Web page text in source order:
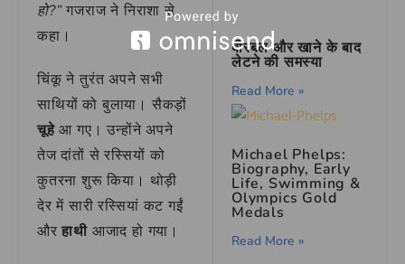
हो?”गजराज ने निराशा से
कहा।
चिंकू ने तुरंत अपने सभी
साथियों को बुलाया। सैकड़ों
चूहेआ गए। उन्होंने अपने
तेज दांतों से रस्सियों को
कुतरना शुरू किया। थोड़ी
देर में सारी रस्सियां कट गईं
औरहाथी आजाद हो गया।
बीरबल और खाने के बाद
लेटने की समस्या
Read More »
Michael Phelps:
Biography, Early
Life, Swimming &
Olympics Gold
Medals
Read More »